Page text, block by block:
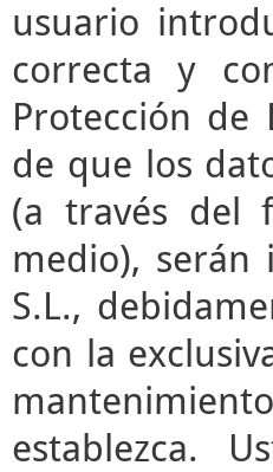
usuario
correcta y
Protección de
de que los
(a través del
medio), serán
S.L.,
con la
establezca.